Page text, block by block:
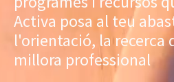
Activa posa al teu
l'orientació, la recerca
millora professional